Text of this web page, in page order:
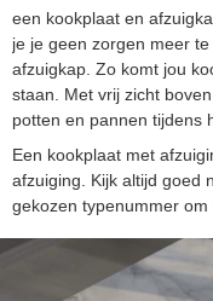
een kookplaat en
je je geen zorgen meer
afzuigkap. Zo komt jou
staan. Met vrij zicht
potten en pannen tijdens
Een kookplaat met
afzuiging. Kijk altijd goed
gekozen typenummer om